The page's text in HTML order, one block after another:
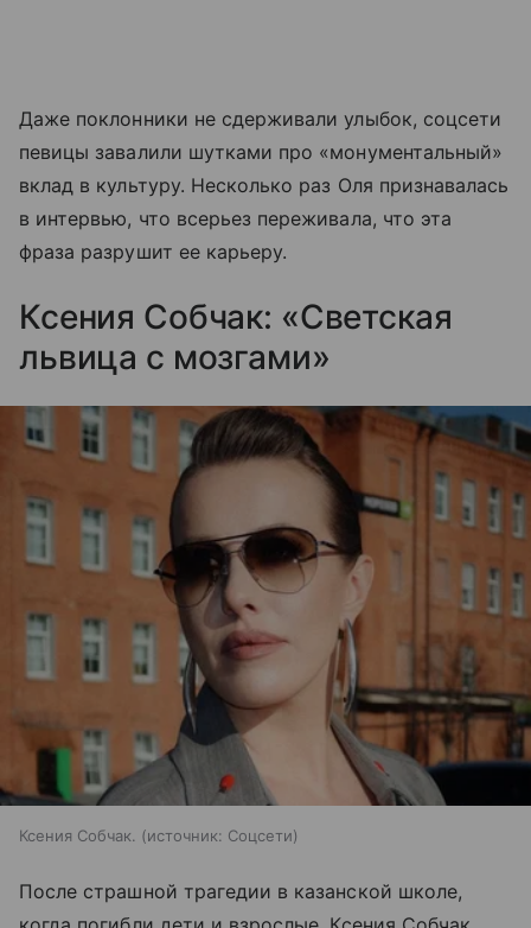
Даже поклонники не сдерживали улыбок, соцсети
певицы завалили шутками про «монументальный»
вклад в культуру. Несколько раз Оля признавалась
в интервью, что всерьез переживала, что эта
фраза разрушит ее карьеру.
Ксения Собчак: «Светская
львица с мозгами»
Ксения Собчак. источник: Соцсети
После страшной трагедии в казанской школе,